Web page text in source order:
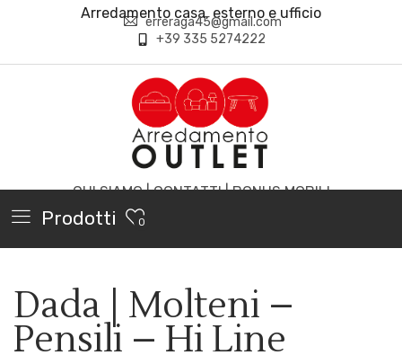
Arredamento casa, esterno e ufficio
erreraga45@gmail.com
+39 335 5274222
CHI SIAMO|CONTATTI|BONUS MOBILI
Prodotti 0
Dada | Molteni –
Pensili – Hi Line